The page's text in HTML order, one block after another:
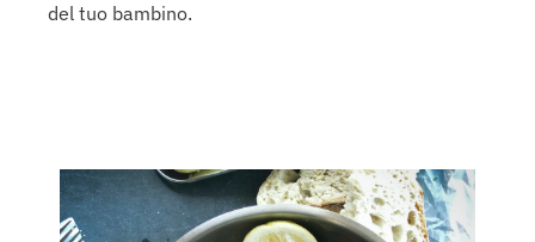
del tuo bambino.